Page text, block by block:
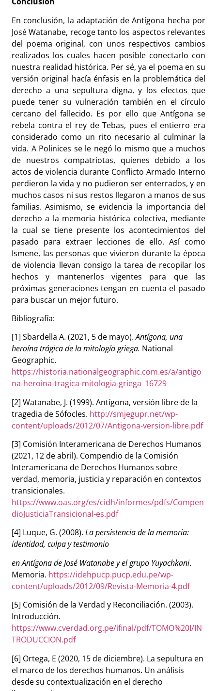
En conclusión, la adaptación de Antígona hecha por
José Watanabe, recoge tanto los aspectos relevantes
del poema original, con unos respectivos cambios
realizados los cuales hacen posible conectarlo con
nuestra realidad histórica. Per sé, ya el poema en su
versión original hacía énfasis en la problemática del
derecho a una sepultura digna, y los efectos que
puede tener su vulneración también en el círculo
cercano del fallecido. Es por ello que Antígona se
rebela contra el rey de Tebas, pues el entierro era
considerado como un rito necesario al culminar la
vida. A Polinices se le negó lo mismo que a muchos
de nuestros compatriotas, quienes debido a los
actos de violencia durante Conflicto Armado Interno
perdieron la vida y no pudieron ser enterrados, y en
muchos casos ni sus restos llegaron a manos de sus
familias. Asimismo, se evidencia la importancia del
derecho a la memoria histórica colectiva, mediante
la cual se tiene presente los acontecimientos del
pasado para extraer lecciones de ello. Así como
Ismene, las personas que vivieron durante la época
de violencia llevan consigo la tarea de recopilar los
hechos y mantenerlos vigentes para que las
próximas generaciones tengan en cuenta el pasado
para buscar un mejor futuro.
Bibliografía:
[1] Sbardella A. (2021, 5 de mayo).Antígona, una
heroína trágica de la mitología griega. National
Geographic.
https://historia.nationalgeographic.com.es/a/antigo
na-heroina-tragica-mitologia-griega_16729
[2] Watanabe, J. (1999). Antígona, versión libre de la
tragedia de Sófocles. http://smjegupr.net/wp-
content/uploads/2012/07/Antigona-version-libre.pdf
[3] Comisión Interamericana de Derechos Humanos
(2021, 12 de abril). Compendio de la Comisión
Interamericana de Derechos Humanos sobre
verdad, memoria, justicia y reparación en contextos
transicionales.
https://www.oas.org/es/cidh/informes/pdfs/Compen
dioJusticiaTransicional-es.pdf
[4] Luque, G. (2008). La persistencia de la memoria:
identidad, culpa y testimonio
en Antígona de José Watanabe y el grupo Yuyachkani.
Memoria. https://idehpucp.pucp.edu.pe/wp-
content/uploads/2012/09/Revista-Memoria-4.pdf
[5] Comisión de la Verdad y Reconciliación. (2003).
Introducción.
https://www.cverdad.org.pe/ifinal/pdf/TOMO%20I/IN
TRODUCCION.pdf
[6] Ortega, E (2020, 15 de diciembre). La sepultura en
el marco de los derechos humanos. Un análisis
desde su contextualización en el derecho